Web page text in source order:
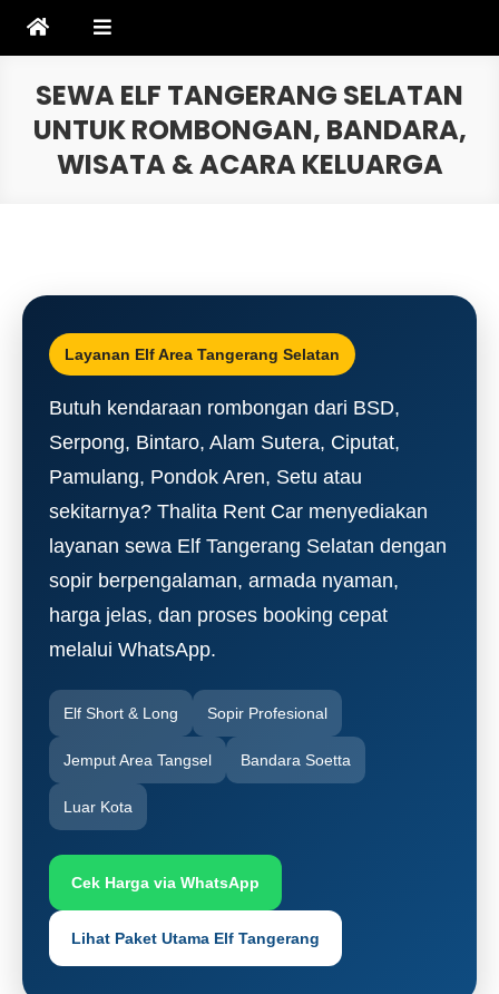
SEWA ELF TANGERANG SELATAN
UNTUK ROMBONGAN, BANDARA,
WISATA & ACARA KELUARGA
Layanan Elf Area Tangerang Selatan
Butuh kendaraan rombongan dari BSD,
Serpong, Bintaro, Alam Sutera, Ciputat,
Pamulang, Pondok Aren, Setu atau
sekitarnya? Thalita Rent Car menyediakan
layanan sewa Elf Tangerang Selatan dengan
sopir berpengalaman, armada nyaman,
harga jelas, dan proses booking cepat
melalui WhatsApp.
Elf Short & Long Sopir Profesional
Jemput Area Tangsel Bandara Soetta
Luar Kota
Cek Harga via WhatsApp
Lihat Paket Utama Elf Tangerang